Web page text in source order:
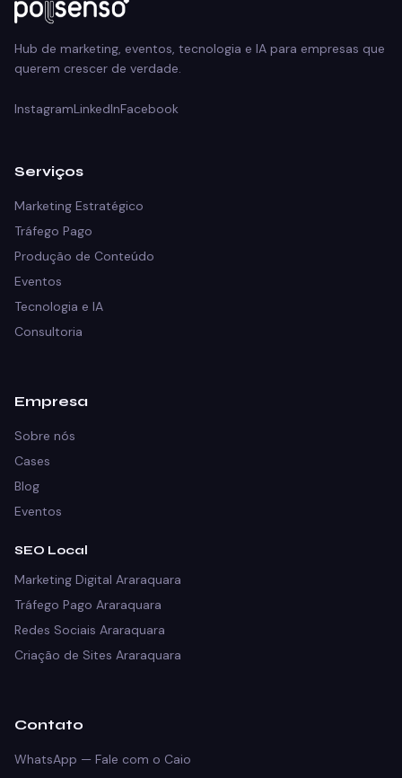
Hub de marketing, eventos, tecnologia e IA para empresas que
querem crescer de verdade.
InstagramLinkedInFacebook
Serviços
Marketing Estratégico
Tráfego Pago
Produção de Conteúdo
Eventos
Tecnologia e IA
Consultoria
Empresa
Sobre nós
Cases
Blog
Eventos
SEO Local
Marketing Digital Araraquara
Tráfego Pago Araraquara
Redes Sociais Araraquara
Criação de Sites Araraquara
Contato
WhatsApp — Fale com o Caio